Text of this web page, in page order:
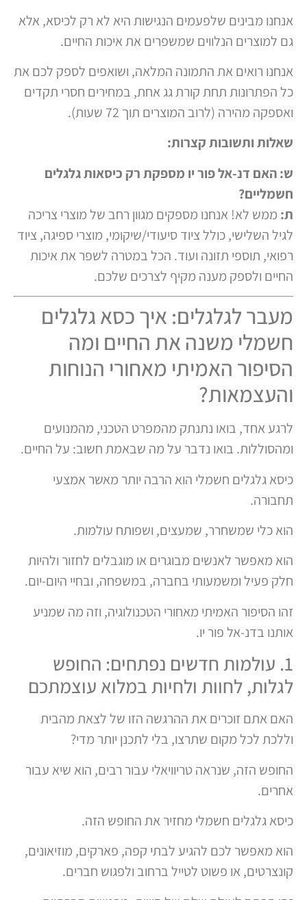
אנחנו מבינים שלפעמים הנגישות היא לא רק לכיסא, אלא
גם למוצרים הנלווים שמשפרים את איכות החיים.
אנחנו רואים את התמונה המלאה, ושואפים לספק לכם את
כל הפתרונות תחת קורת גג אחת, במחירים חסרי תקדים
ואספקה מהירה (לרוב המוצרים תוך 72 שעות).
שאלות ותשובות קצרות:
ש: האם דנ-אל פור יו מספקת רק כיסאות גלגלים
חשמליים?
ת:ממש לא! אנחנו מספקים מגוון רחב של מוצרי צריכה
לגיל השלישי, כולל ציוד סיעודי/שיקומי, מוצרי ספיגה, ציוד
רפואי, תוספי תזונה ועוד. הכל במטרה לשפר את איכות
החיים ולספק מענה מקיף לצרכים שלכם.
מעבר לגלגלים: איך כסא גלגלים
חשמלי משנה את החיים ומה
הסיפור האמיתי מאחורי הנוחות
והעצמאות?
לרגע אחד, בואו נתנתק מהמפרט הטכני, מהמנועים
ומהסוללות. בואו נדבר על מה שבאמת חשוב: על החיים.
כיסא גלגלים חשמלי הוא הרבה יותר מאשר אמצעי
תחבורה.
הוא כלי שמשחרר, שמעצים, ושפותח עולמות.
הוא מאפשר לאנשים מבוגרים או מוגבלים לחזור ולהיות
חלק פעיל ומשמעותי בחברה, במשפחה, ובחיי היום-יום.
זהו הסיפור האמיתי מאחורי הטכנולוגיה, וזה מה שמניע
אותנו בדנ-אל פור יו.
1. עולמות חדשים נפתחים: החופש
לגלות, לחוות ולחיות במלוא עוצמתכם
האם אתם זוכרים את ההרגשה הזו של לצאת מהבית
וללכת לכל מקום שתרצו, בלי לתכנן יותר מדי?
החופש הזה, שנראה טריוויאלי עבור רבים, הוא שיא עבור
אחרים.
כיסא גלגלים חשמלי מחזיר את החופש הזה.
הוא מאפשר לכם להגיע לבתי קפה, פארקים, מוזיאונים,
קונצרטים, או פשוט לטייל ברחוב ולפגוש חברים.